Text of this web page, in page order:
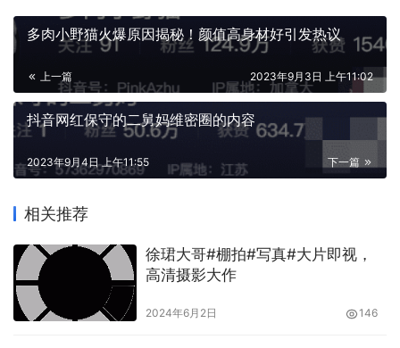
多肉小野猫火爆原因揭秘！颜值高身材好引发热议
上一篇 2023年9月3日 上午11:02
抖音网红保守的二舅妈维密圈的内容
下一篇
2023年9月4日 上午11:55
相关推荐
徐珺大哥#棚拍#写真#大片即视，
高清摄影大作
2024年6月2日 146